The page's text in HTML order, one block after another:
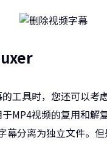
工具时，您还可以考
MP4视频的复用和解
幕分离为独立文件。